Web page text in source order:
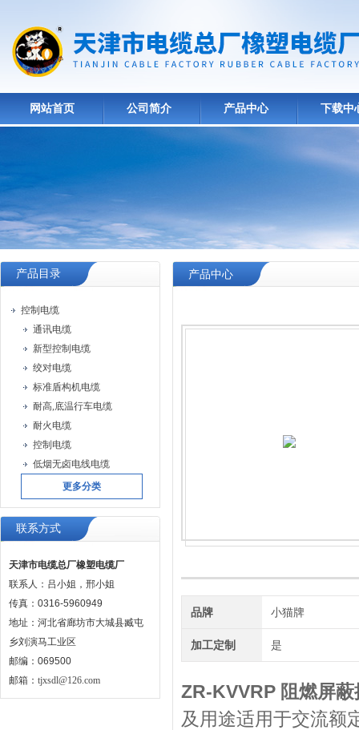
网站首页 公司简介 产品中心 下载中
产品目录
控制电缆
通讯电缆
新型控制电缆
绞对电缆
标准盾构机电缆
耐高,底温行车电缆
耐火电缆
控制电缆
低烟无卤电线电缆
更多分类
联系方式
天津市电缆总厂橡塑电缆厂
联系人：吕小姐，邢小姐
传真：0316-5960949
地址：河北省廊坊市大城县臧屯
乡刘演马工业区
邮编：069500
邮箱： tjxsdl@126.com
产品中心
品牌 小猫牌
加工定制 是
ZR-KVVRP 阻燃屏
及用途适用于交流额